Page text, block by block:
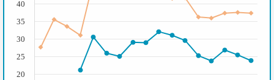
–日経クロストレンド 連載④–
生活総研 主席研究員
夏山 明美
たこ焼きが1位？ 和食が消えた？
20
30
25
35
40